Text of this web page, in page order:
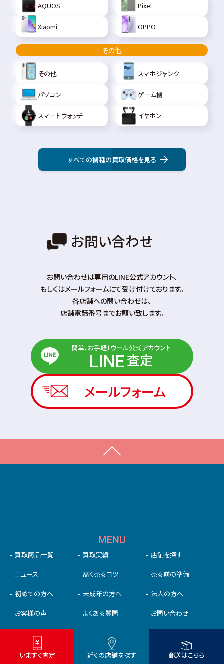
いますぐ査定 近くの店舗を探す 郵送はこちら
AQUOS Pixel
Xiaomi OPPO
その他
その他 スマホジャンク
パソコン ゲーム機
スマートウォッチ イヤホン
すべての機種の買取価格を見る
お問い合わせ
お問い合わせは専⽤のLINE公式アカウント、
もしくはメールフォームにて受け付けております。
各店舗への問い合わせは、
店舗電話番号までお願い致します。
簡単、お手軽！ウール公式アカウント
LINE査定
メールフォーム
MENU
初めての⽅へ 未成年の⽅へ 法人の方へ
お客様の声 よくある質問 お問い合わせ